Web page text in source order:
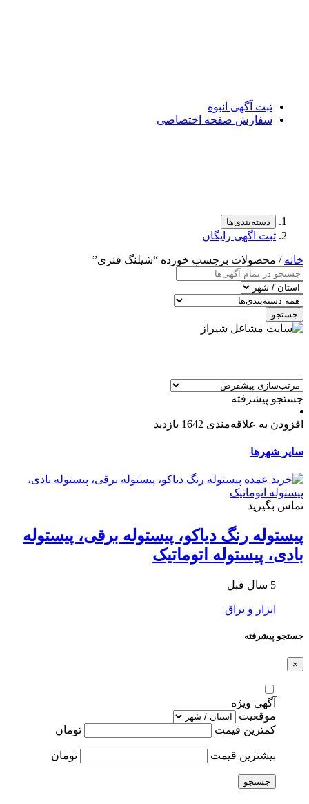
ثبت آگهی انبوه
سفارش صفحه اختصاصی
دسته‌بندی‌ها
ثبت اگهی رایگان
خانه / محصولات برچسب خورده “شیلنگ فنری”
جستجو
جستجو پیشرفته
افزودن به علاقه‌مندی 1642 بازدید
سایر شهرها
تماس بگیرید
پیستوله رنگ دیاکو، پیستوله برقی، پیستوله
بادی، پیستوله اتوماتیک
5 سال قبل
ابزار و یراق
جستجو پیشرفته
×
آگهی ویژه
موقعیت
کمترین قیمت
تومان
بیشترین قیمت تومان
جستجو